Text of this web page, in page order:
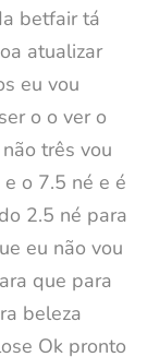
betfair tá
atualizar
eu vou
o o ver o
três vou
o 7.5 né e é
2.5 né para
eu não vou
que para
beleza
Ok pronto